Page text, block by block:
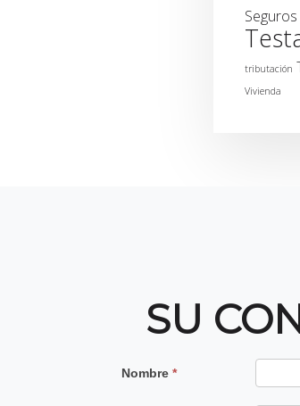
Seguros
tributación
Vivienda
SU
Contacto
Nombre*